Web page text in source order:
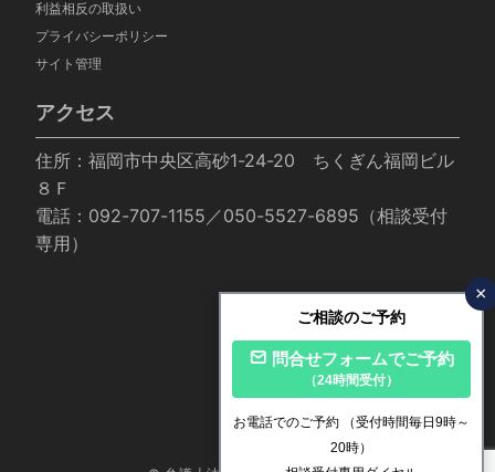
利益相反の取扱い
プライバシーポリシー
サイト管理
アクセス
住所：福岡市中央区高砂1-24-20 ちくぎん福岡ビル
８Ｆ
電話：092-707-1155／050-5527-6895（相談受付
専用）
ご相談のご予約
×
問合せフォームでご予約
（24時間受付）
お電話でのご予約
（受付時間毎日9時～
20時）